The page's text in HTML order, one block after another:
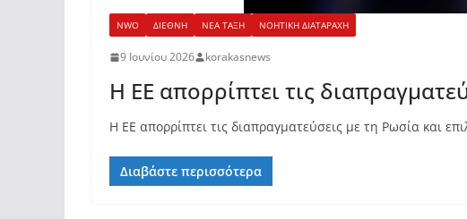
NWO ΔΙΕΘΝΗ ΝΕΑ ΤΑΞΗ ΝΟΗΤΙΚΗ ΔΙΑΤΑΡΑΧΗ
9 Ιουνίου 2026 korakasnews
Η ΕΕ απορρίπτει τις
Η ΕΕ απορρίπτει τις διαπραγματεύσεις με τη Ρωσία και
Διαβάστε περισσότερα